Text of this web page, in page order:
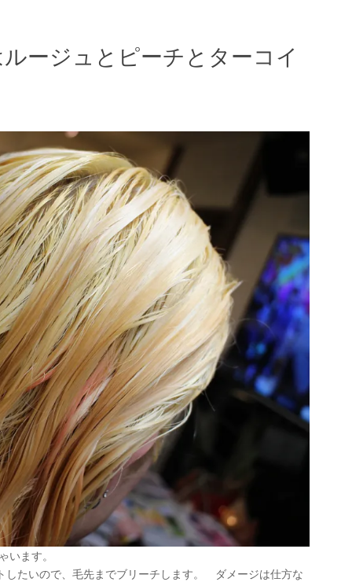
ージュとピーチとターコイ
ます。
したいので、毛先までブリーチします。 ダメージは仕方な